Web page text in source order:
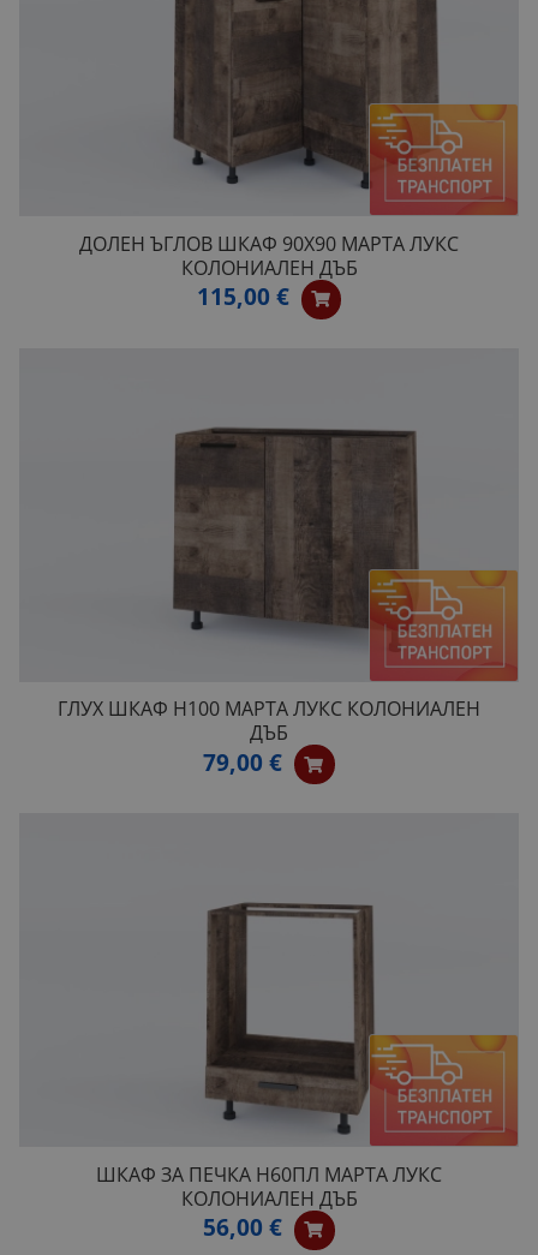
ДОЛЕН ЪГЛОВ ШКАФ 90Х90 МАРТА ЛУКС
КОЛОНИАЛЕН ДЪБ
115,00 €
ГЛУХ ШКАФ H100 МАРТА ЛУКС КОЛОНИАЛЕН
ДЪБ
79,00 €
ШКАФ ЗА ПЕЧКА H60ПЛ МАРТА ЛУКС
КОЛОНИАЛЕН ДЪБ
56,00 €